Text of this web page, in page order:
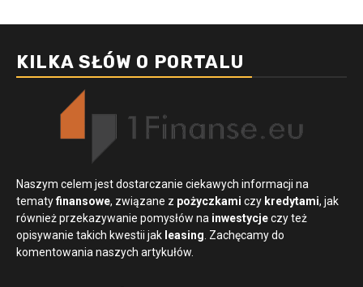
KILKA SŁÓW O PORTALU
Naszym celem jest dostarczanie ciekawych informacji na
tematyfinansowe, związane z pożyczkami czy kredytami, jak
również przekazywanie pomysłów na inwestycjeczy też
opisywanie takich kwestii jak leasing. Zachęcamy do
komentowania naszych artykułów.